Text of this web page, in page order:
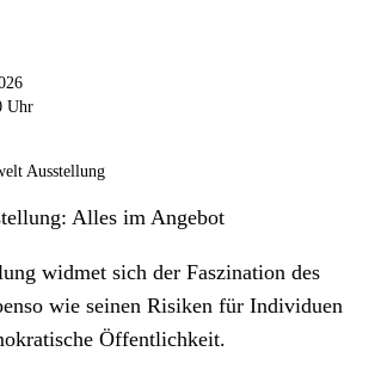
Uhr
Ausstellung
Alles im Angebot
widmet sich der Faszination des
wie seinen Risiken für Individuen
Öffentlichkeit.